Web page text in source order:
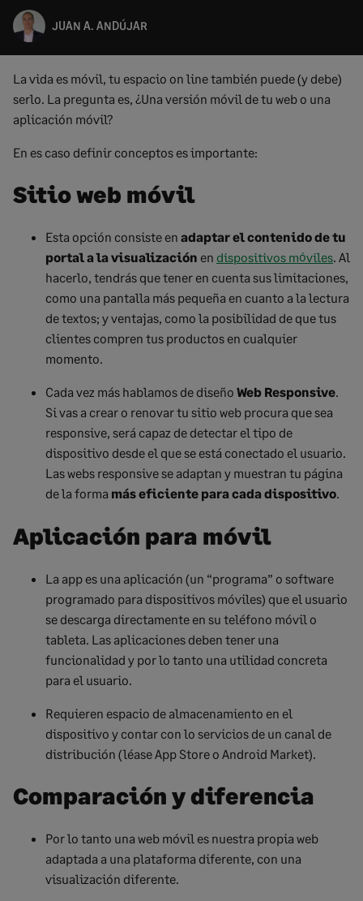
JUAN A. ANDÚJAR
La vida es móvil, tu espacio on line también puede (y debe)
serlo. La pregunta es, ¿Una versión móvil de tu web o una
aplicación móvil?
En es caso definir conceptos es importante:
Sitio web móvil
Esta opción consiste en adaptar el contenido de tu
portal a la visualización en dispositivos móviles. Al
hacerlo, tendrás que tener en cuenta sus limitaciones,
como una pantalla más pequeña en cuanto a la lectura
de textos; y ventajas, como la posibilidad de que tus
clientes compren tus productos en cualquier
momento.
Cada vez más hablamos de diseño Web Responsive.
Si vas a crear o renovar tu sitio web procura que sea
responsive, será capaz de detectar el tipo de
dispositivo desde el que se está conectado el usuario.
Las webs responsive se adaptan y muestran tu página
de la forma más eficiente para cada dispositivo.
Aplicación para móvil
La app es una aplicación (un “programa” o software
programado para dispositivos móviles) que el usuario
se descarga directamente en su teléfono móvil o
tableta. Las aplicaciones deben tener una
funcionalidad y por lo tanto una utilidad concreta
para el usuario.
Requieren espacio de almacenamiento en el
dispositivo y contar con lo servicios de un canal de
distribución (léase App Store o Android Market).
Comparación y diferencia
Por lo tanto una web móvil es nuestra propia web
adaptada a una plataforma diferente, con una
visualización diferente.